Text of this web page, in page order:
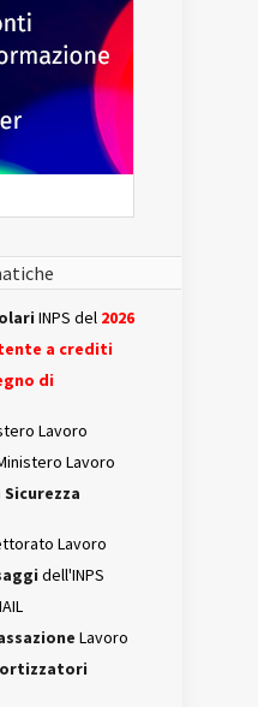
INPS del 2026
a crediti
di
Lavoro
Lavoro
Sicurezza
Lavoro
dell'INPS
Lavoro